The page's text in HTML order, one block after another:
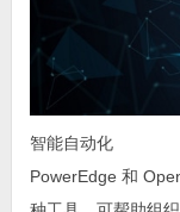
智能自动化
PowerEdge 和